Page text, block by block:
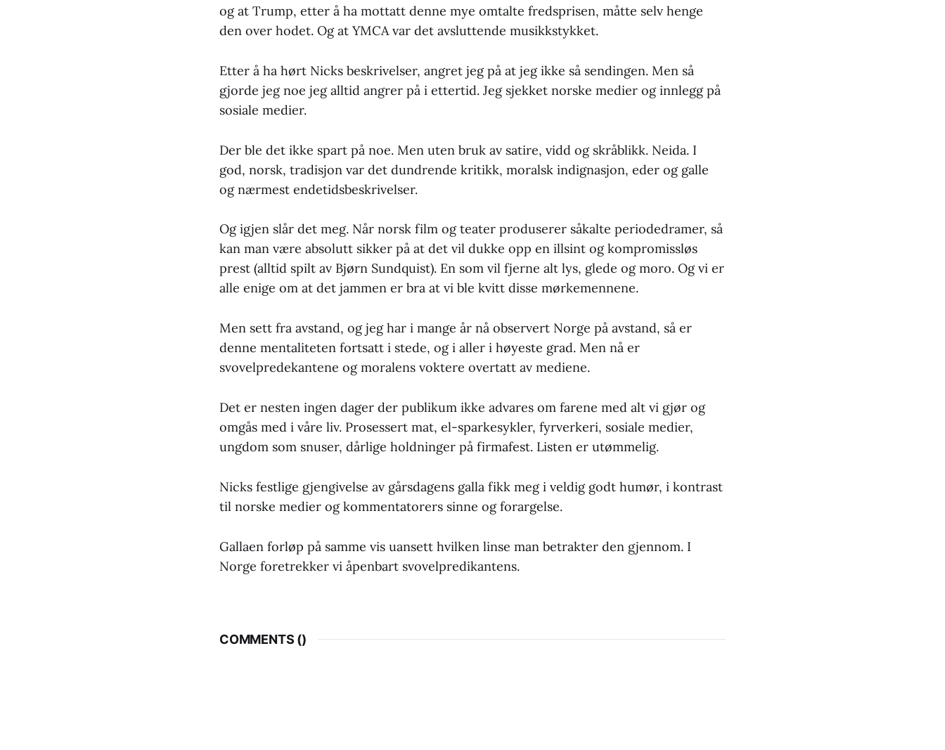
og at Trump, etter å ha mottatt denne mye omtalte fredsprisen, måtte selv henge
den over hodet. Og at YMCA var det avsluttende musikkstykket.
Etter å ha hørt Nicks beskrivelser, angret jeg på at jeg ikke så sendingen. Men så
gjorde jeg noe jeg alltid angrer på i ettertid. Jeg sjekket norske medier og innlegg på
sosiale medier.
Der ble det ikke spart på noe. Men uten bruk av satire, vidd og skråblikk. Neida. I
god, norsk, tradisjon var det dundrende kritikk, moralsk indignasjon, eder og galle
og nærmest endetidsbeskrivelser.
Og igjen slår det meg. Når norsk film og teater produserer såkalte periodedramer, så
kan man være absolutt sikker på at det vil dukke opp en illsint og kompromissløs
prest (alltid spilt av Bjørn Sundquist). En som vil fjerne alt lys, glede og moro. Og vi er
alle enige om at det jammen er bra at vi ble kvitt disse mørkemennene.
Men sett fra avstand, og jeg har i mange år nå observert Norge på avstand, så er
denne mentaliteten fortsatt i stede, og i aller i høyeste grad. Men nå er
svovelpredekantene og moralens voktere overtatt av mediene.
Det er nesten ingen dager der publikum ikke advares om farene med alt vi gjør og
omgås med i våre liv. Prosessert mat, el-sparkesykler, fyrverkeri, sosiale medier,
ungdom som snuser, dårlige holdninger på firmafest. Listen er utømmelig.
Nicks festlige gjengivelse av gårsdagens galla fikk meg i veldig godt humør, i kontrast
til norske medier og kommentatorers sinne og forargelse.
Gallaen forløp på samme vis uansett hvilken linse man betrakter den gjennom. I
Norge foretrekker vi åpenbart svovelpredikantens.
COMMENTS ()